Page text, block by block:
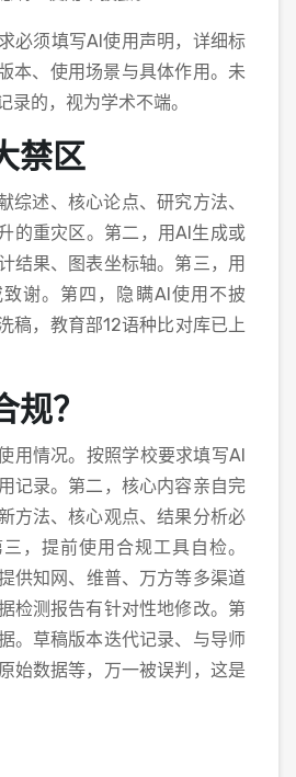
必须填写AI使用声明，详细标
本、使用场景与具体作用。未
录的，视为学术不端。
禁区
综述、核心论点、研究方法、
的重灾区。第二，用AI生成或
结果、图表坐标轴。第三，用
谢。第四，隐瞒AI使用不披
稿，教育部12语种比对库已上
？
用情况。按照学校要求填写AI
记录。第二，核心内容亲自完
方法、核心观点、结果分析必
，提前使用合规工具自检。
供知网、维普、万方等多渠道
检测报告有针对性地修改。第
。草稿版本迭代记录、与导师
始数据等，万一被误判，这是